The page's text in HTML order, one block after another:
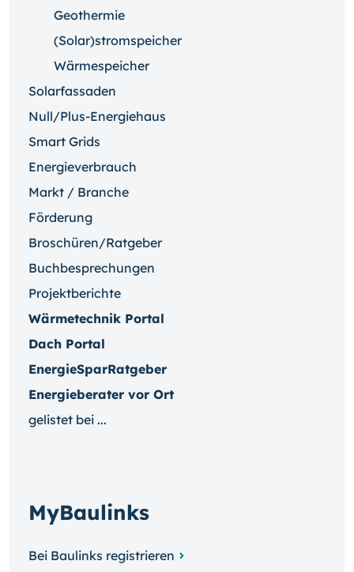
Geothermie
(Solar)stromspeicher
Wärmespeicher
Solarfassaden
Null/Plus-Energiehaus
Smart Grids
Energieverbrauch
Markt / Branche
Förderung
Broschüren/Ratgeber
Buchbesprechungen
Projektberichte
Wärmetechnik Portal
Dach Portal
EnergieSparRatgeber
Energieberater vor Ort
gelistet bei ...
MyBaulinks
Bei Baulinks registrieren